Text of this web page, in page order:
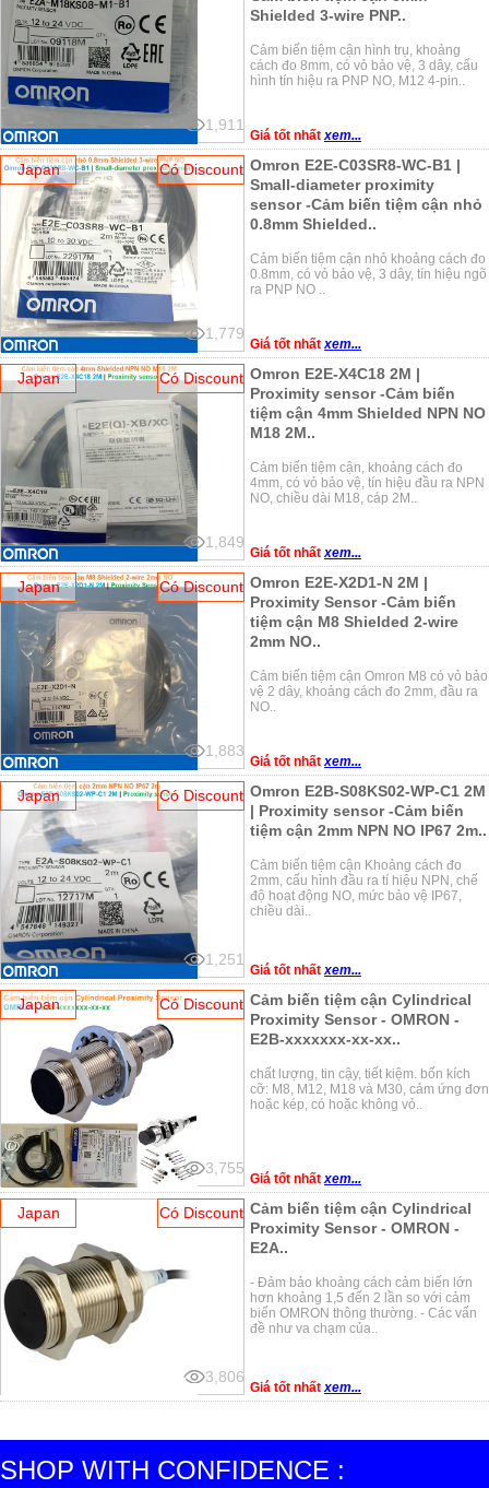
1,911
Shielded 3-wire PNP..
Cảm biến tiệm cận hình trụ, khoảng
cách đo 8mm, có vỏ bảo vệ, 3 dây, cấu
hình tín hiệu ra PNP NO, M12 4-pin..
Giá tốt nhấtxem...
Japan Có Discount
1,779
Omron E2E-C03SR8-WC-B1 |
Small-diameter proximity
sensor -Cảm biến tiệm cận nhỏ
0.8mm Shielded..
Cảm biến tiệm cận nhỏ khoảng cách đo
0.8mm, có vỏ bảo vệ, 3 dây, tín hiệu ngõ
ra PNP NO ..
Giá tốt nhấtxem...
Japan Có Discount
1,849
Omron E2E-X4C18 2M |
Proximity sensor -Cảm biến
tiệm cận 4mm Shielded NPN NO
M18 2M..
Cảm biến tiệm cận, khoảng cách đo
4mm, có vỏ bảo vệ, tín hiệu đầu ra NPN
NO, chiều dài M18, cáp 2M..
Giá tốt nhấtxem...
Japan Có Discount
1,883
Omron E2E-X2D1-N 2M |
Proximity Sensor -Cảm biến
tiệm cận M8 Shielded 2-wire
2mm NO..
Cảm biến tiệm cận Omron M8 có vỏ bảo
vệ 2 dây, khoảng cách đo 2mm, đầu ra
NO..
Giá tốt nhấtxem...
Japan Có Discount
1,251
Omron E2B-S08KS02-WP-C1 2M
| Proximity sensor -Cảm biến
tiệm cận 2mm NPN NO IP67 2m..
Cảm biến tiệm cận Khoảng cách đo
2mm, cấu hình đầu ra tí hiệu NPN, chế
độ hoạt động NO, mức bảo vệ IP67,
chiều dài..
Giá tốt nhấtxem...
Japan Có Discount
3,755
Cảm biến tiệm cận Cylindrical
Proximity Sensor - OMRON -
E2B-xxxxxxx-xx-xx..
chất lượng, tin cậy, tiết kiệm. bốn kích
cỡ: M8, M12, M18 và M30, cảm ứng đơn
hoặc kép, có hoặc không vỏ..
Giá tốt nhấtxem...
Japan Có Discount
3,806
Cảm biến tiệm cận Cylindrical
Proximity Sensor - OMRON -
E2A..
- Đảm bảo khoảng cách cảm biến lớn
hơn khoảng 1,5 đến 2 lần so với cảm
biến OMRON thông thường. - Các vấn
đề như va chạm của..
Giá tốt nhấtxem...
SHOP WITH CONFIDENCE :